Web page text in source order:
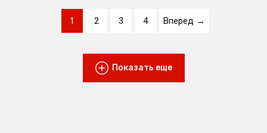
1 2 3 4 Вперед →
Показать еще